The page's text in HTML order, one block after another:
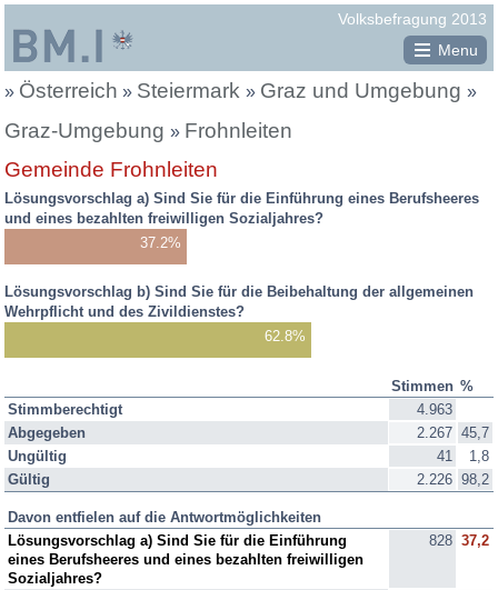
Volksbefragung 2013
Österreich
Menu
Sie
befinden
sich
hier:
» Österreich » Steiermark » Graz und Umgebung »
Graz-Umgebung » Frohnleiten
Gemeinde Frohnleiten
Lösungsvorschlag a) Sind Sie für die Einführung eines Berufsheeres
und eines bezahlten freiwilligen Sozialjahres?
37.2%
Lösungsvorschlag b) Sind Sie für die Beibehaltung der allgemeinen
Wehrpflicht und des Zivildienstes?
62.8%
Befragungsergebnis
2013:
Stimmen,
Prozente
Stimmen %
Stimmberechtigt
4.963
Abgegeben
2.267 45,7
Ungültig
41
1,8
Gültig
2.226 98,2
Davon entfielen auf die Antwortmöglichkeiten
Lösungsvorschlag a) Sind Sie für die Einführung
eines Berufsheeres und eines bezahlten freiwilligen
Sozialjahres?
828 37,2